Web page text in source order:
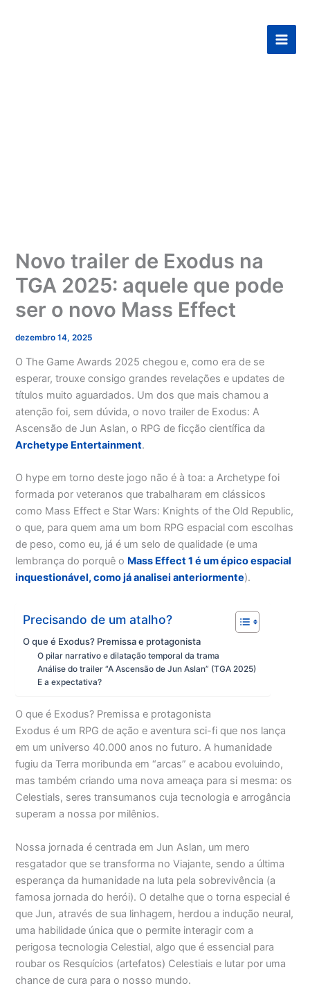
Novo trailer de Exodus na
TGA 2025: aquele que pode
ser o novo Mass Effect
dezembro 14, 2025
O The Game Awards 2025 chegou e, como era de se
esperar, trouxe consigo grandes revelações e updates de
títulos muito aguardados. Um dos que mais chamou a
atenção foi, sem dúvida, o novo trailer de Exodus: A
Ascensão de Jun Aslan, o RPG de ficção científica da
Archetype Entertainment.
O hype em torno deste jogo não é à toa: a Archetype foi
formada por veteranos que trabalharam em clássicos
como Mass Effect e Star Wars: Knights of the Old Republic,
o que, para quem ama um bom RPG espacial com escolhas
de peso, como eu, já é um selo de qualidade (e uma
lembrança do porquê o Mass Effect 1 é um épico espacial
inquestionável, como já analisei anteriormente).
Precisando de um atalho?
O que é Exodus? Premissa e protagonista
O pilar narrativo e dilatação temporal da trama
Análise do trailer “A Ascensão de Jun Aslan” (TGA 2025)
E a expectativa?
O que é Exodus? Premissa e protagonista
Exodus é um RPG de ação e aventura sci-fi que nos lança
em um universo 40.000 anos no futuro. A humanidade
fugiu da Terra moribunda em “arcas” e acabou evoluindo,
mas também criando uma nova ameaça para si mesma: os
Celestials, seres transumanos cuja tecnologia e arrogância
superam a nossa por milênios.
Nossa jornada é centrada em Jun Aslan, um mero
resgatador que se transforma no Viajante, sendo a última
esperança da humanidade na luta pela sobrevivência (a
famosa jornada do herói). O detalhe que o torna especial é
que Jun, através de sua linhagem, herdou a indução neural,
uma habilidade única que o permite interagir com a
perigosa tecnologia Celestial, algo que é essencial para
roubar os Resquícios (artefatos) Celestiais e lutar por uma
chance de cura para o nosso mundo.